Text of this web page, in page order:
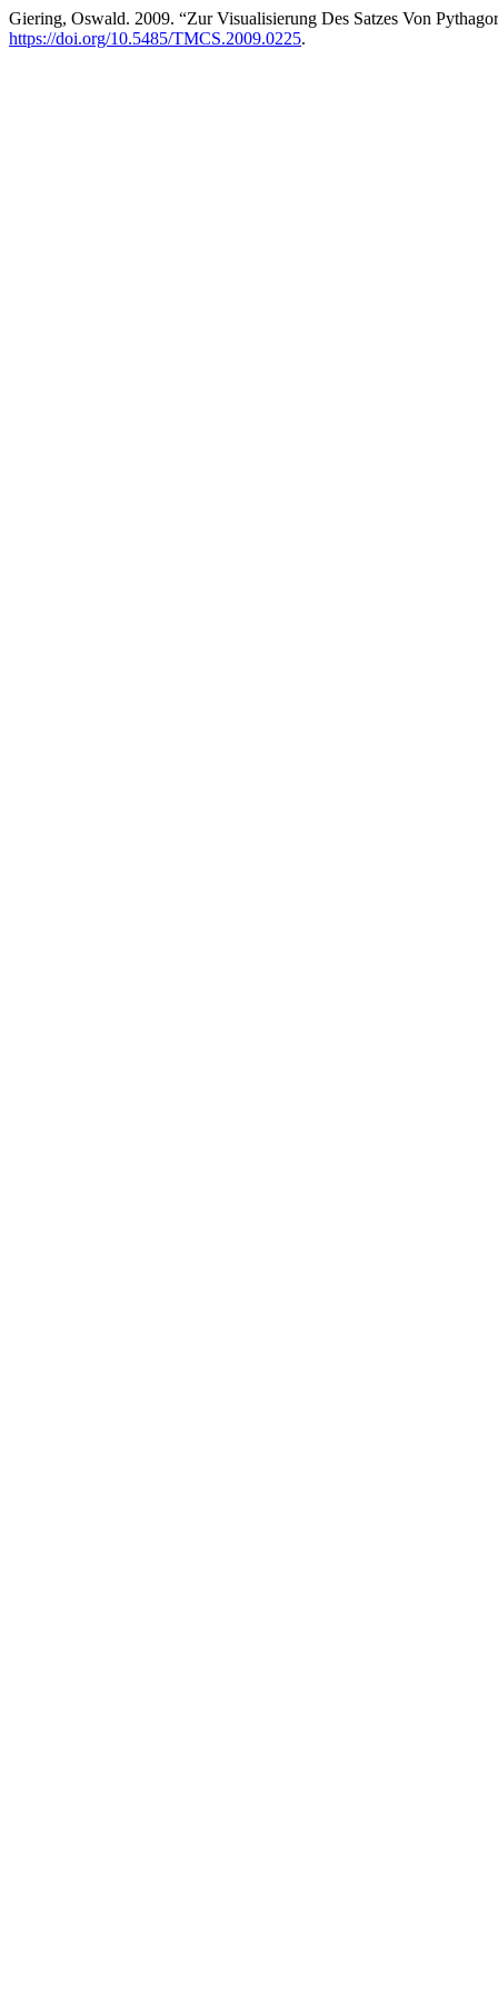
Giering, Oswald. 2009. “Zur Visualisierung Des Satzes Von
https://doi.org/10.5485/TMCS.2009.0225.